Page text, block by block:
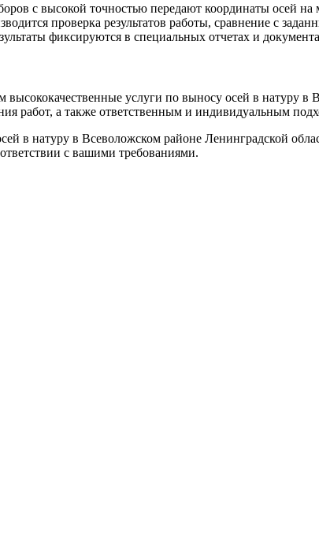
с высокой точностью передают координаты осей
проверка результатов работы, сравнение с
фиксируются в специальных отчетах и
услуги по выносу осей в натуру в
работ, а также ответственным и индивидуальным
в натуру в Всеволожском районе Ленинградской
с вашими требованиями.